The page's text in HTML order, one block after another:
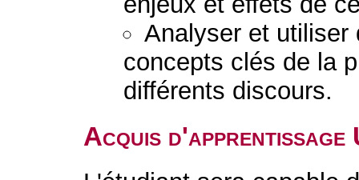
Analyser et utiliser
concepts clés de la
différents discours.
Acquis d'apprentissage